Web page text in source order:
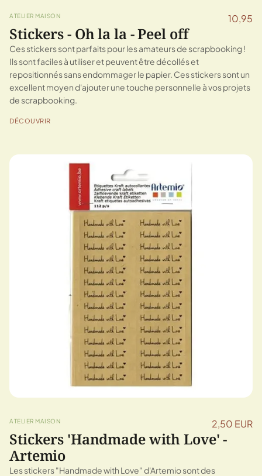
ATELIER MAISON 10,95
Stickers - Oh la la - Peel off
Ces stickers sont parfaits pour les amateurs de scrapbooking !
Ils sont faciles à utiliser et peuvent être décollés et
repositionnés sans endommager le papier. Ces stickers sont un
excellent moyen d'ajouter une touche personnelle à vos projets
de scrapbooking.
DÉCOUVRIR
ATELIER MAISON 2,50 EUR
Stickers 'Handmade with Love' -
Artemio
Les stickers "Handmade with Love" d'Artemio sont des